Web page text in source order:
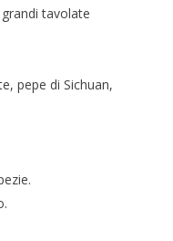
tavolate
pepe di Sichuan,